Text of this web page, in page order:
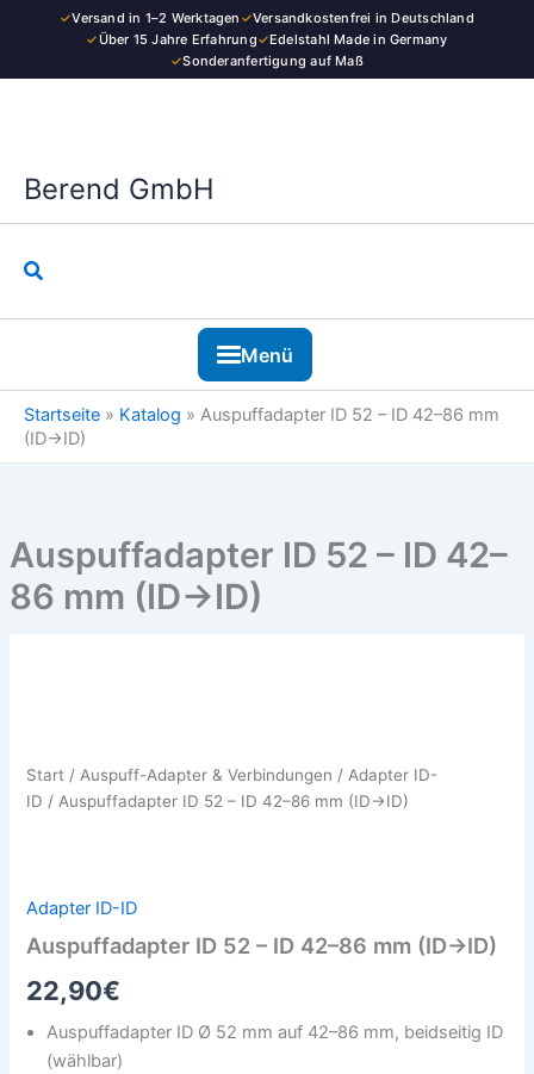
✓Versand in 1–2 Werktagen ✓Versandkostenfrei in Deutschland
✓Über 15 Jahre Erfahrung✓Edelstahl Made in Germany
✓Sonderanfertigung auf Maß
Berend GmbH
Suchen
Menü
Startseite » Katalog » Auspuffadapter ID 52 – ID 42–86 mm
(ID→ID)
Auspuffadapter ID 52 – ID 42–
86 mm (ID→ID)
Start / Auspuff-Adapter & Verbindungen / Adapter ID-
ID / Auspuffadapter ID 52 – ID 42–86 mm (ID→ID)
Adapter ID-ID
Auspuffadapter ID 52 – ID 42–86 mm (ID→ID)
22,90€
Auspuffadapter ID Ø 52 mm auf 42–86 mm, beidseitig ID
(wählbar)
ID
42–